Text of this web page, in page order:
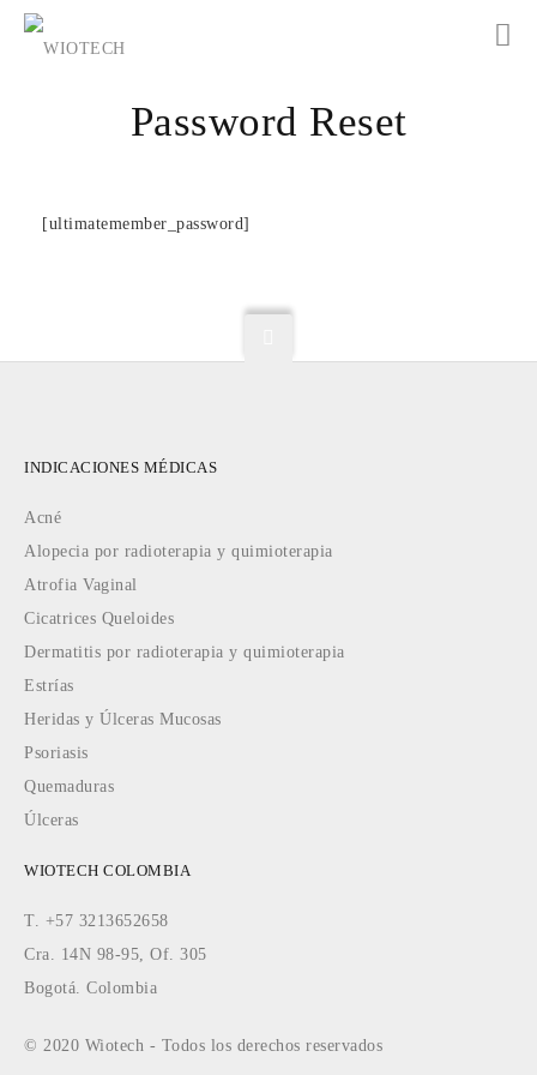
Password Reset
[ultimatemember_password]
INDICACIONES MÉDICAS
Acné
Alopecia por radioterapia y quimioterapia
Atrofia Vaginal
Cicatrices Queloides
Dermatitis por radioterapia y quimioterapia
Estrías
Heridas y Úlceras Mucosas
Psoriasis
Quemaduras
Úlceras
WIOTECH COLOMBIA
T. +57 3213652658
Cra. 14N 98-95, Of. 305
Bogotá. Colombia
© 2020 Wiotech - Todos los derechos reservados